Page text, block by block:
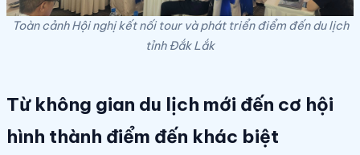
Toàn cảnh Hội nghị kết nối tour và phát triển điểm đến du lịch
tỉnh Đắk Lắk
Từ không gian du lịch mới đến cơ hội
hình thành điểm đến khác biệt